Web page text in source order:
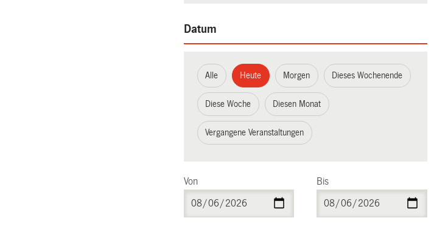
Datum
Alle Heute Morgen Dieses Wochenende
Diese Woche Diesen Monat
Vergangene Veranstaltungen
Von Bis